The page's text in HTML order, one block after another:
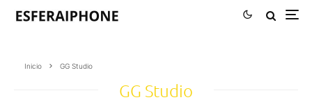
Inicio GG Studio
GG Studio